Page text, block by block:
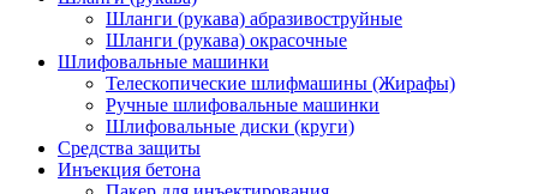
Шланги (рукава) абразивоструйные
Шланги (рукава) окрасочные
Шлифовальные машинки
Телескопические шлифмашины (Жирафы)
Ручные шлифовальные машинки
Шлифовальные диски (круги)
Средства защиты
Инъекция бетона